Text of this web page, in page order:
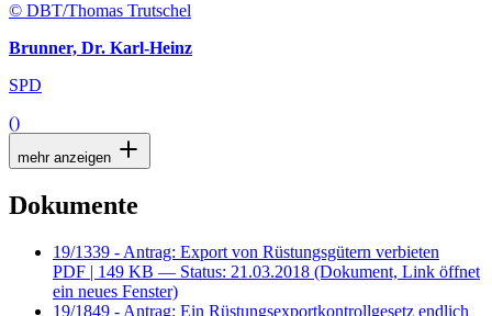
© DBT/Thomas Trutschel
Brunner, Dr. Karl-Heinz
SPD
()
mehr anzeigen
Dokumente
19/1339 - Antrag: Export von Rüstungsgütern verbieten
PDF | 149 KB — Status: 21.03.2018 (Dokument, Link öffnet
ein neues Fenster)
19/1849 - Antrag: Ein Rüstungsexportkontrollgesetz endlich